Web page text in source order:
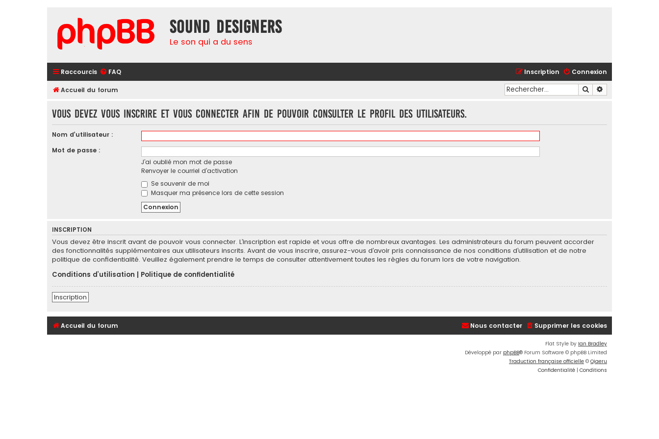
Sound Designers
Le son qui a du sens
Raccourcis FAQ Connexion
Inscription
Accueil du forum Rechercher
Vous devez vous inscrire et vous connecter afin de pouvoir consulter le profil des utilisateurs.
Nom d’utilisateur :
Mot de passe :
J’ai oublié mon mot de passe
Renvoyer le courriel d’activation
Se souvenir de moi
Masquer ma présence lors de cette session
INSCRIPTION
Vous devez être inscrit avant de pouvoir vous connecter. L’inscription est rapide et vous offre de nombreux avantages. Les administrateurs du forum peuvent accorder
des fonctionnalités supplémentaires aux utilisateurs inscrits. Avant de vous inscrire, assurez-vous d’avoir pris connaissance de nos conditions d’utilisation et de notre
politique de confidentialité. Veuillez également prendre le temps de consulter attentivement toutes les règles du forum lors de votre navigation.
Conditions d’utilisation
Politique de confidentialité
Inscription
Accueil du forum Supprimer les cookies
Nous contacter
Flat Style by Ian Bradley
Développé par phpBB® Forum Software © phpBB Limited
Traduction française officielle © Qiaeru
Confidentialité | Conditions